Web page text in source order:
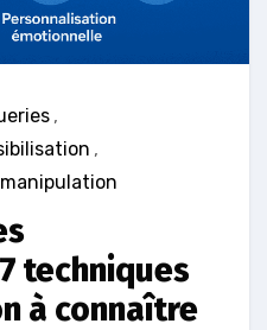
,
,
techniques
à connaître